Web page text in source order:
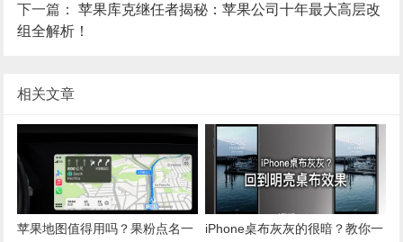
下一篇：苹果库克继任者揭秘：苹果公司十年最大高层改
组全解析！
相关文章
苹果地图值得用吗？果粉点名一
iPhone桌布灰灰的很暗？教你一